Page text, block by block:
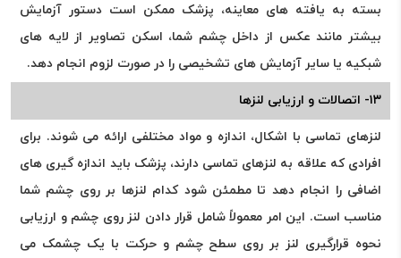
بسته به یافته های معاینه، پزشک ممکن است دستور آزمایش
بیشتر مانند عکس از داخل چشم شما، اسکن تصاویر از لایه های
شبکیه یا سایر آزمایش های تشخیصی را در صورت لزوم انجام دهد.
۱۳- اتصالات و ارزیابی لنزها
لنزهای تماسی با اشکال، اندازه و مواد مختلفی ارائه می شوند. برای
افرادی که علاقه به لنزهای تماسی دارند، پزشک باید اندازه گیری های
اضافی را انجام دهد تا مطمئن شود کدام لنزها بر روی چشم شما
مناسب است. این امر معمولاً شامل قرار دادن لنز روی چشم و ارزیابی
نحوه قرارگیری لنز بر روی سطح چشم و حرکت با یک چشمک می